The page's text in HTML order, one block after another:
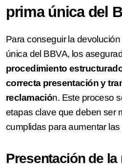
prima única del
Para conseguir la
única del BBVA, los
procedimiento
correcta presentación y
reclamación. Este proceso
etapas clave que deben ser
cumplidas para aumentar
Presentación de